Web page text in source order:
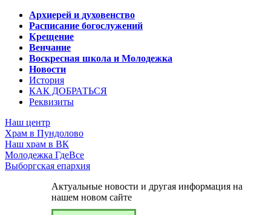
Архиерей и духовенство
Расписание богослужений
Крещение
Венчание
Воскресная школа и Молодежка
Новости
История
КАК ДОБРАТЬСЯ
Реквизиты
Наш центр
Храм в Пундолово
Наш храм в ВК
Молодежка ГдеВсе
Выборгская епархия
Актуальные новости и другая информация на
нашем новом сайте